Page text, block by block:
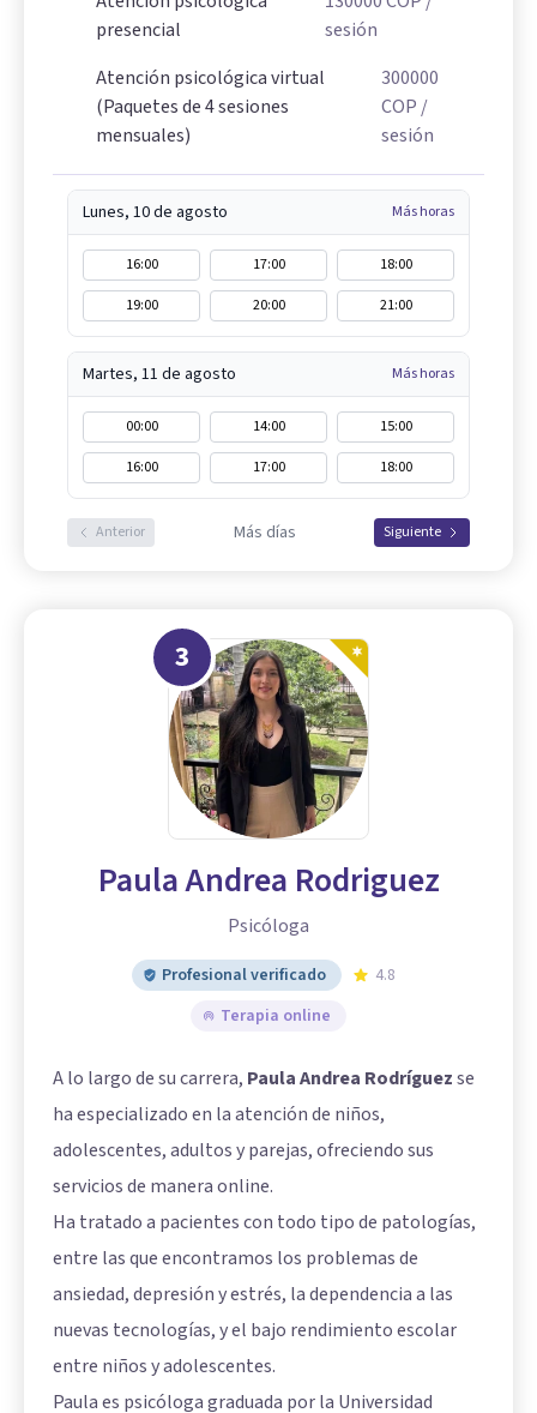
presencial
sesión
Atención psicológica virtual
(Paquetes de 4 sesiones
mensuales)
300000
COP /
sesión
Lunes, 10 de agosto Más horas
16:00 17:00
18:00
19:00
20:00 21:00
Martes, 11 de agosto Más horas
00:00 14:00
15:00
16:00
17:00 18:00
Anterior Más días Siguiente
3
Paula Andrea Rodriguez
Psicóloga
Profesional verificado
4.8
Terapia online
A lo largo de su carrera, Paula Andrea Rodríguezse
ha especializado en la atención de niños,
adolescentes, adultos y parejas, ofreciendo sus
servicios de manera online.
Ha tratado a pacientes con todo tipo de patologías,
entre las que encontramos los problemas de
ansiedad, depresión y estrés, la dependencia a las
nuevas tecnologías, y el bajo rendimiento escolar
entre niños y adolescentes.
Paula es psicóloga graduada por la Universidad